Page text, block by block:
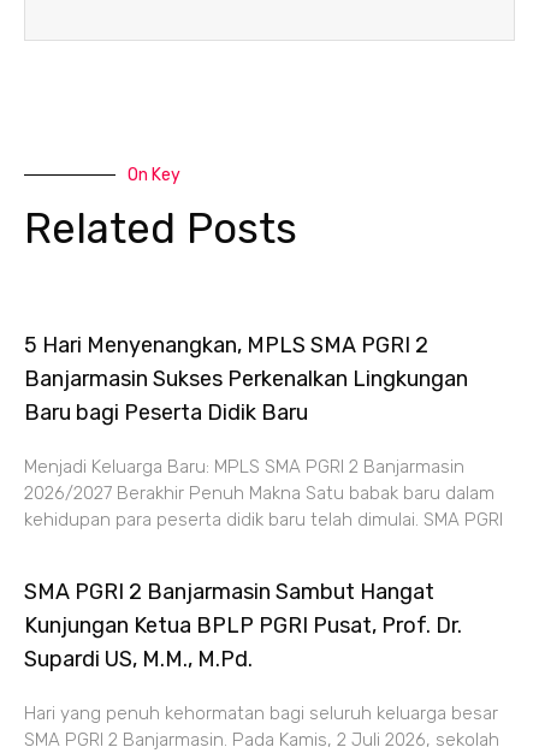
On Key
Related Posts
5 Hari Menyenangkan, MPLS SMA PGRI 2
Banjarmasin Sukses Perkenalkan Lingkungan
Baru bagi Peserta Didik Baru
Menjadi Keluarga Baru: MPLS SMA PGRI 2 Banjarmasin
2026/2027 Berakhir Penuh Makna Satu babak baru dalam
kehidupan para peserta didik baru telah dimulai. SMA PGRI
SMA PGRI 2 Banjarmasin Sambut Hangat
Kunjungan Ketua BPLP PGRI Pusat, Prof. Dr.
Supardi US, M.M., M.Pd.
Hari yang penuh kehormatan bagi seluruh keluarga besar
SMA PGRI 2 Banjarmasin. Pada Kamis, 2 Juli 2026, sekolah